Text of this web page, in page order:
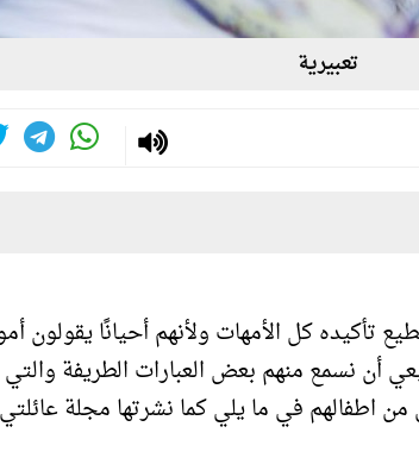
تعبيرية
تأكيده كل الأمهات ولأنهم أحيانًا يقولون
أن نسمع منهم بعض العبارات الطريفة
اطفالهم في ما يلي كما نشرتها مجلة